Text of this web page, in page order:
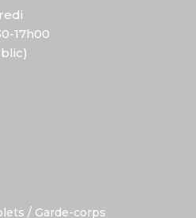
17h00
/ Garde-corps